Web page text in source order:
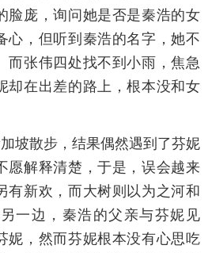
脸庞，询问她是否是秦浩的女
心，但听到秦浩的名字，她不
而张伟四处找不到小雨，焦急
却在出差的路上，根本没和女
坡散步，结果偶然遇到了芬妮
愿解释清楚，于是，误会越来
有新欢，而大树则以为之河和
一边，秦浩的父亲与芬妮见
妮，然而芬妮根本没有心思吃